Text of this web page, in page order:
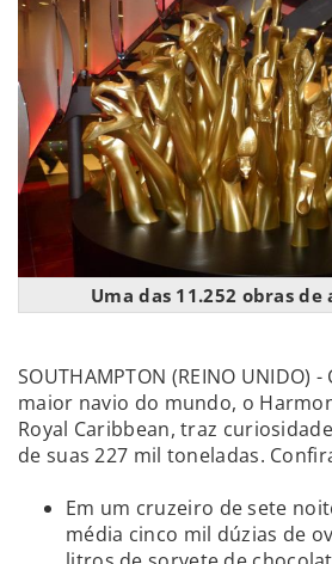
Uma das 11.252 obras
SOUTHAMPTON (REINO UNIDO)
maior navio do mundo, o
Royal Caribbean, traz
de suas 227 mil toneladas.
Em um cruzeiro de sete
média cinco mil dúzias de